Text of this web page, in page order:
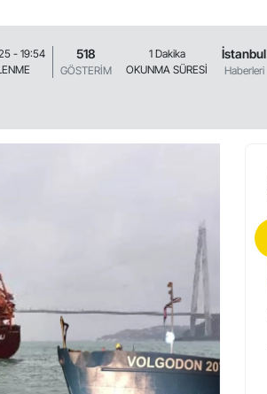
- 19:54
518
GÖSTERİM
1 Dakika
OKUNMA SÜRESİ
İstanbul
Haberleri
27
İlk Türk Astronot Tuzla’da
Uzay Deneyimlerini
Öğrencilerle P...